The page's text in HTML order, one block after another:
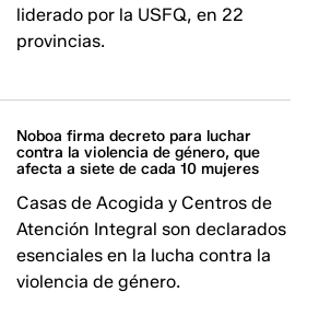
liderado por la USFQ, en 22
provincias.
Noboa firma decreto para luchar
contra la violencia de género, que
afecta a siete de cada 10 mujeres
Casas de Acogida y Centros de
Atención Integral son declarados
esenciales en la lucha contra la
violencia de género.